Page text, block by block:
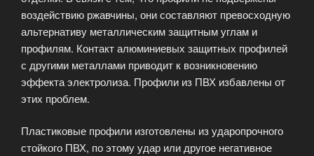
воздействию ржавчины, они составляют превосходную
альтернативу металлическим защитным углам и
профилям. Контакт алюминиевых защитных профилей
с другими металлами приводит к возникновению
эффекта электролиза. Профили из ПВХ избавлены от
этих проблем.
Пластиковые профили изготовлены из ударопрочного
стойкого ПВХ, по этому удар или другое негативное